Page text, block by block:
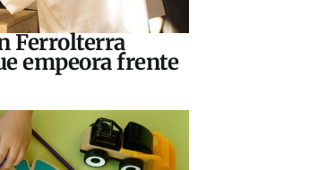
Ferrolterra
empeora frente